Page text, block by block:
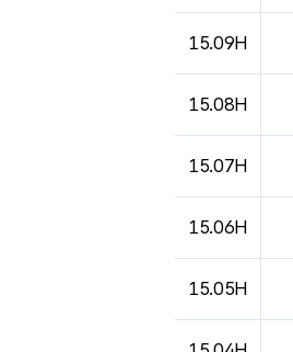
15.09H
15.08H
15.07H
15.06H
15.05H